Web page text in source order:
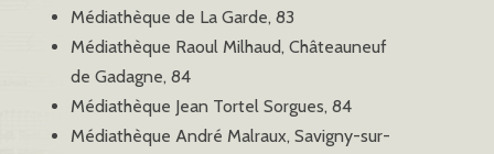
Médiathèque de La Garde, 83
Médiathèque Raoul Milhaud, Châteauneuf
de Gadagne, 84
Médiathèque Jean Tortel Sorgues, 84
Médiathèque André Malraux, Savigny-sur-